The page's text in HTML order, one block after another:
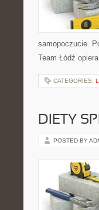
samopoczucie.
Team Łódź
CATEGORIES:
DIETY
POSTED BY